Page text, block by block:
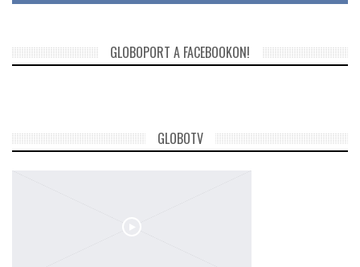
GLOBOPORT A FACEBOOKON!
GLOBOTV